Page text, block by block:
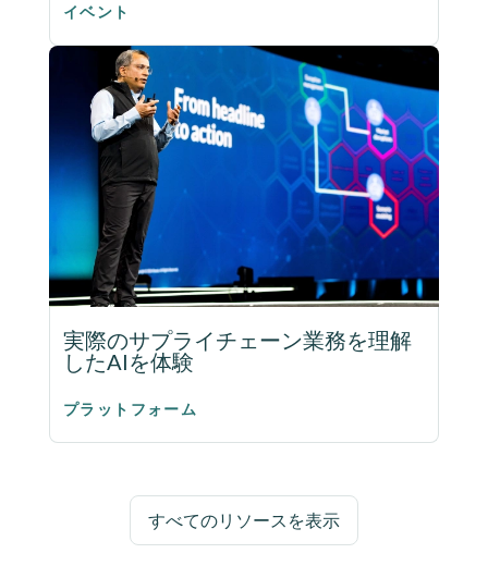
イベント
実際のサプライチェーン業務を理解
したAIを体験
プラットフォーム
すべてのリソースを表示